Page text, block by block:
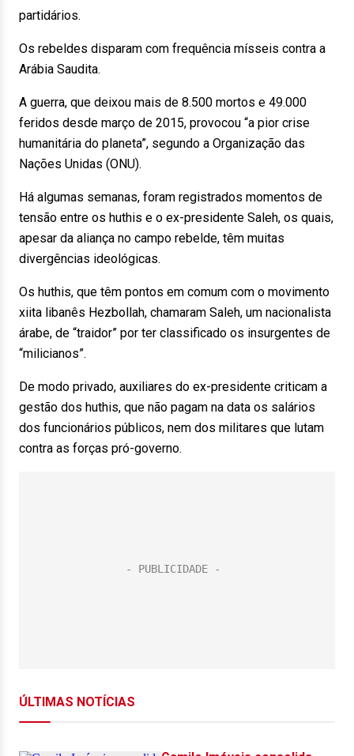
partidários.
Os rebeldes disparam com frequência mísseis contra a
Arábia Saudita.
A guerra, que deixou mais de 8.500 mortos e 49.000
feridos desde março de 2015, provocou “a pior crise
humanitária do planeta”, segundo a Organização das
Nações Unidas (ONU).
Há algumas semanas, foram registrados momentos de
tensão entre os huthis e o ex-presidente Saleh, os quais,
apesar da aliança no campo rebelde, têm muitas
divergências ideológicas.
Os huthis, que têm pontos em comum com o movimento
xiita libanês Hezbollah, chamaram Saleh, um nacionalista
árabe, de “traidor” por ter classificado os insurgentes de
“milicianos”.
De modo privado, auxiliares do ex-presidente criticam a
gestão dos huthis, que não pagam na data os salários
dos funcionários públicos, nem dos militares que lutam
contra as forças pró-governo.